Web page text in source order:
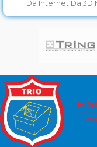
Da Internet Da 3D